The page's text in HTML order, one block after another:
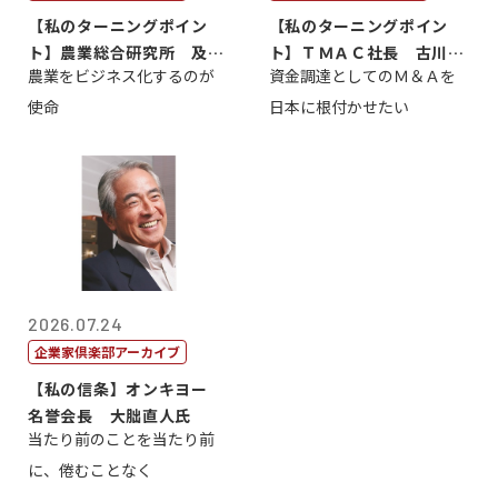
【私のターニングポイン
ト】農業総合研究所 及川
智正
農業をビジネス化するのが
使命
【私のターニングポイン
ト】ＴＭＡＣ社長 古川英
一
資金調達としてのＭ＆Ａを
日本に根付かせたい
2026.07.24
企業家倶楽部アーカイブ
【私の信条】オンキヨー
名誉会長 大朏直人氏
当たり前のことを当たり前
に、倦むことなく